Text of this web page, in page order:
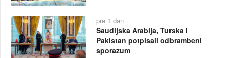
pre 1 dan
Saudijska Arabija, Turska i
Pakistan potpisali odbrambeni
sporazum